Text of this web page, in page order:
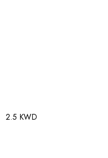
2.5 KWD